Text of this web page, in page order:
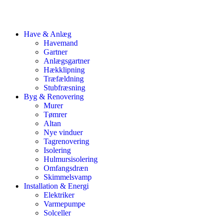
Have & Anlæg
Havemand
Gartner
Anlægsgartner
Hækklipning
Træfældning
Stubfræsning
Byg & Renovering
Murer
Tømrer
Altan
Nye vinduer
Tagrenovering
Isolering
Hulmursisolering
Omfangsdræn
Skimmelsvamp
Installation & Energi
Elektriker
Varmepumpe
Solceller